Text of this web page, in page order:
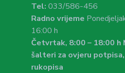
Tel: 033/586-456
Radno vrijeme
16:00 h
Četvrtak, 8:00 – 18:00 h
šalteri za ovjeru
rukopisa